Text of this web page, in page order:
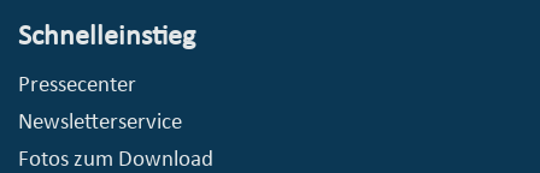
Schnelleinstieg
Pressecenter
Newsletterservice
Fotos zum Download